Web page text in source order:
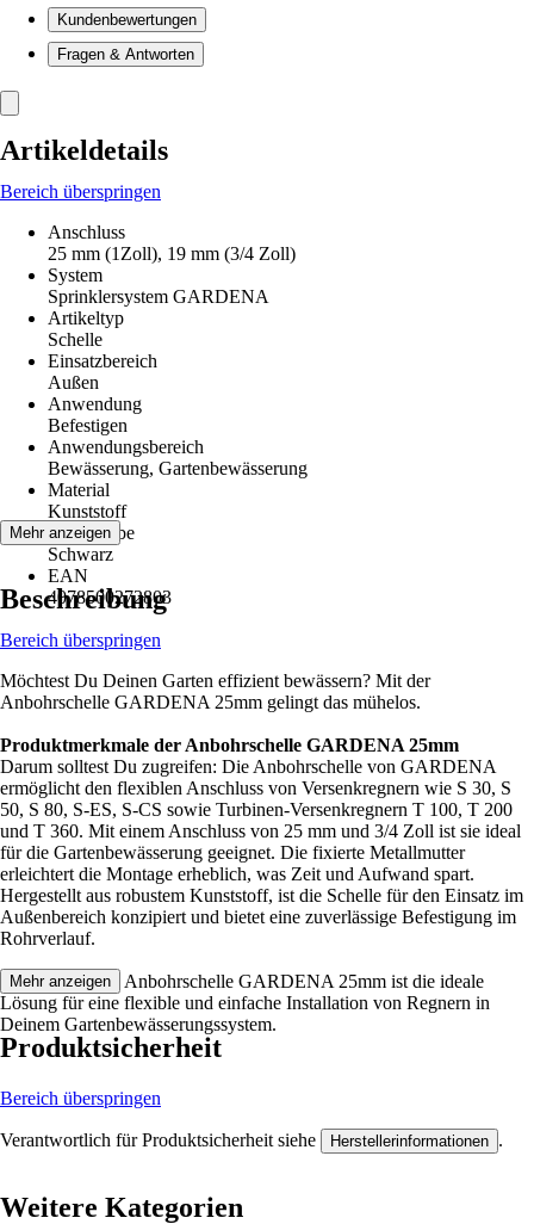
Kundenbewertungen
Fragen & Antworten
Artikeldetails
Bereich überspringen
Anschluss
25 mm (1Zoll), 19 mm (3/4 Zoll)
System
Sprinklersystem GARDENA
Artikeltyp
Schelle
Einsatzbereich
Außen
Anwendung
Befestigen
Anwendungsbereich
Bewässerung, Gartenbewässerung
Material
Kunststoff
Grundfarbe
Schwarz
EAN
4078500272803
Mehr anzeigen
Beschreibung
Bereich überspringen
Möchtest Du Deinen Garten effizient bewässern? Mit der
Anbohrschelle GARDENA 25mm gelingt das mühelos.
Produktmerkmale der Anbohrschelle GARDENA 25mm
Darum solltest Du zugreifen: Die Anbohrschelle von GARDENA
ermöglicht den flexiblen Anschluss von Versenkregnern wie S 30, S
50, S 80, S-ES, S-CS sowie Turbinen-Versenkregnern T 100, T 200
und T 360. Mit einem Anschluss von 25 mm und 3/4 Zoll ist sie ideal
für die Gartenbewässerung geeignet. Die fixierte Metallmutter
erleichtert die Montage erheblich, was Zeit und Aufwand spart.
Hergestellt aus robustem Kunststoff, ist die Schelle für den Einsatz im
Außenbereich konzipiert und bietet eine zuverlässige Befestigung im
Rohrverlauf.
Festgezurrt: Die Anbohrschelle GARDENA 25mm ist die ideale
Lösung für eine flexible und einfache Installation von Regnern in
Deinem Gartenbewässerungssystem.
Mehr anzeigen
Produktsicherheit
Bereich überspringen
Verantwortlich für Produktsicherheit siehe Herstellerinformationen .
Weitere Kategorien